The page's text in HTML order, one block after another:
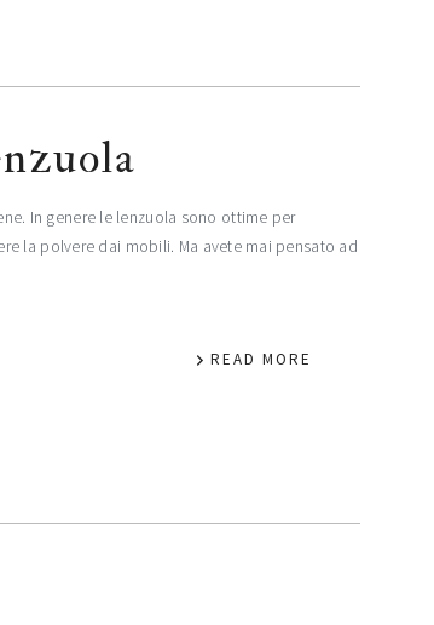
In genere le lenzuola sono ottime per
la polvere dai mobili. Ma avete mai pensato ad
READ MORE